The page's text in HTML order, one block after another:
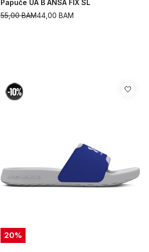
Papuče UA B ANSA FIX SL
44,00 BAM
55,00BAM
20%